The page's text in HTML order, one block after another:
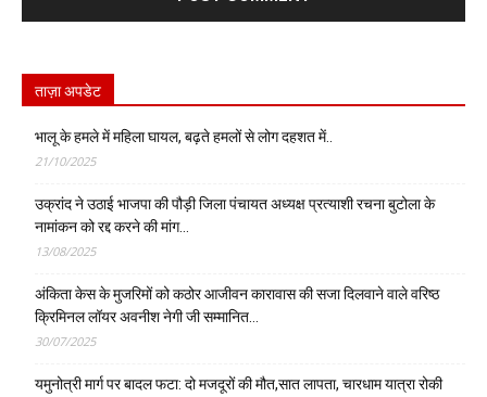
ताज़ा अपडेट
भालू के हमले में महिला घायल, बढ़ते हमलों से लोग दहशत में..
21/10/2025
उक्रांद ने उठाई भाजपा की पौड़ी जिला पंचायत अध्यक्ष प्रत्याशी रचना बुटोला के
नामांकन को रद्द करने की मांग…
13/08/2025
अंकिता केस के मुजरिमों को कठोर आजीवन कारावास की सजा दिलवाने वाले वरिष्ठ
क्रिमिनल लॉयर अवनीश नेगी जी सम्मानित…
30/07/2025
यमुनोत्री मार्ग पर बादल फटा: दो मजदूरों की मौत,सात लापता, चारधाम यात्रा रोकी